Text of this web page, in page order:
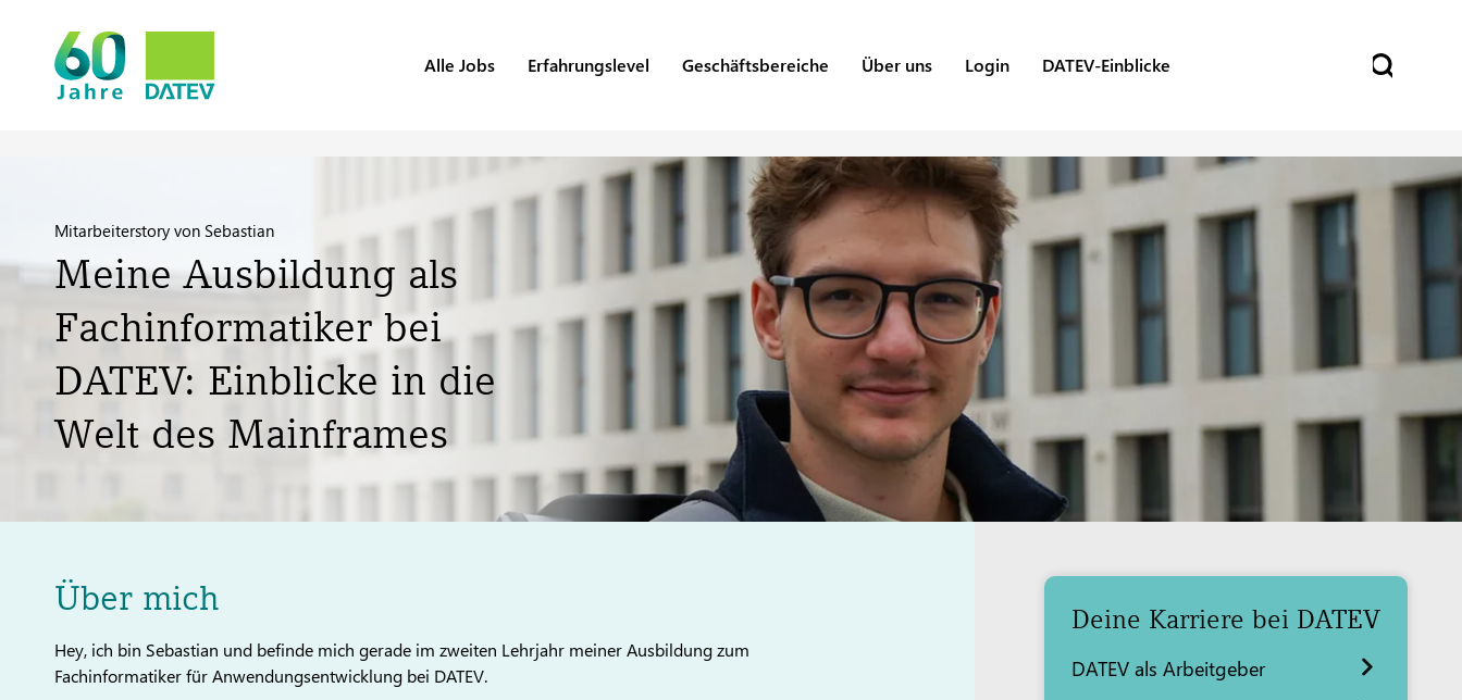
Alle Jobs Erfahrungslevel Geschäftsbereiche Über uns Login DATEV-Einblicke
Mitarbeiterstory von Sebastian
Meine Ausbildung als
Fachinformatiker bei
DATEV: Einblicke in die
Welt des Mainframes
Über mich
Hey, ich bin Sebastian und befinde mich gerade im zweiten Lehrjahr meiner Ausbildung zum
Fachinformatiker für Anwendungsentwicklung bei DATEV.
Deine Karriere bei DATEV
DATEV als Arbeitgeber